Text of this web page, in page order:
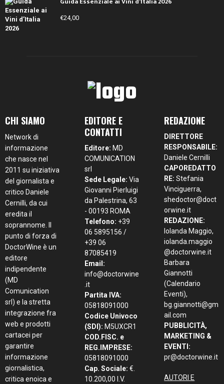
€24,00
CHI SIAMO
Network di
informazione
che nasce nel
2011 su iniziativa
del giornalista e
critico Daniele
Cernilli, da cui
eredita il
soprannome. Il
punto di forza di
DoctorWine è un
editore
indipendente
(MD
Comunication
srl) e la stretta
integrazione fra
web e prodotti
cartacei per
garantire
informazione
giornalistica,
critica enoica e
EDITORE E
CONTATTI
Editore: MD
COMUNICATION
srl
Sede Legale: Via
Giovanni Pierluigi
da Palestrina, 63
- 00193 ROMA
Telefono: +39
06 5895156 /
+39 06
87085419
Email:
info@doctorwine
.it
Partita IVA:
05818091000
Codice Univoco
(SDI): M5UXCR1
COD.FISC. e
REG.IMPRESE:
05818091000
Cap. Sociale: €.
10.200,00 I.V.
REDAZIONE
DIRETTORE
RESPONSABILE:
Daniele Cernilli
CAPOREDATTO
RE: Stefania
Vinciguerra,
shedoctor@doct
orwine.it
REDAZIONE:
Iolanda Maggio,
iolanda.maggio
@doctorwine.it
Barbara
Giannotti
(Calendario
Eventi),
bg.giannotti@gm
ail.com
PUBBLICITÀ,
MARKETING &
EVENTI:
pr@doctorwine.it
AUTORI E